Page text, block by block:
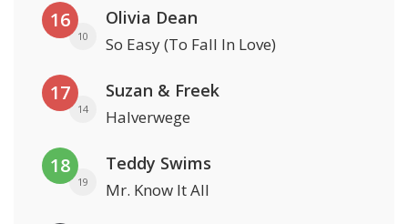
16
10
Olivia Dean
So Easy (To Fall In Love)
17
14
Suzan & Freek
Halverwege
18
19
Teddy Swims
Mr. Know It All